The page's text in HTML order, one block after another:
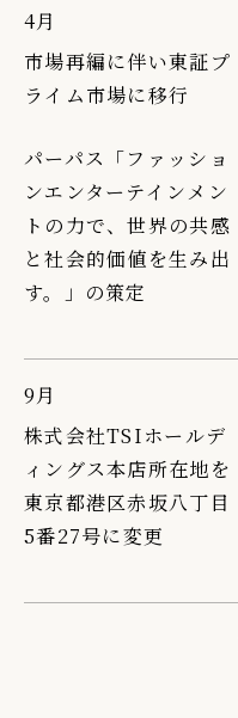
4月
市場再編に伴い東証プ
ライム市場に移行
パーパス「ファッショ
ンエンターテインメン
トの力で、世界の共感
と社会的価値を生み出
す。」の策定
9月
株式会社TSIホールデ
ィングス本店所在地を
東京都港区赤坂八丁目
5番27号に変更